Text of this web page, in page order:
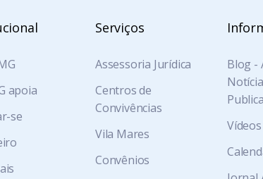
apoia
se
Serviços
Assessoria Jurídica
Centros de
Convivências
Vila Mares
Convênios
Blog -
Vídeos